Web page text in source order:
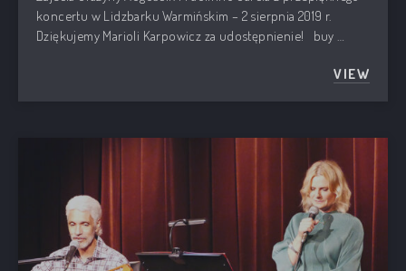
koncertu w Lidzbarku Warmińskim – 2 sierpnia 2019 r.
Dziękujemy Marioli Karpowicz za udostępnienie! buy …
VIEW